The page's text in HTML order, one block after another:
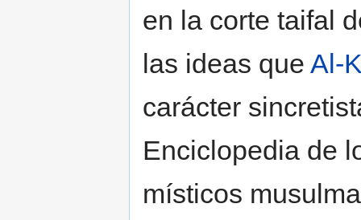
en la corte taifal
las ideas que Al-
carácter
Enciclopedia de
místicos